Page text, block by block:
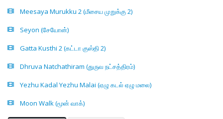
Meesaya Murukku 2 (மீசைய முறுக்கு 2)
Seyon (சேயோன்)
Gatta Kusthi 2 (கட்டா குஸ்தி 2)
Dhruva Natchathiram (துருவ நட்சத்திரம்)
Yezhu Kadal Yezhu Malai (ஏழு கடல் ஏழு மலை)
Moon Walk (மூன் வாக்)